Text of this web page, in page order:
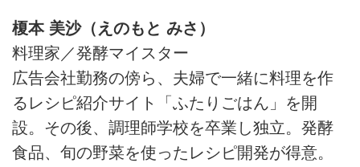
榎本 美沙（えのもと みさ）
料理家／発酵マイスター
広告会社勤務の傍ら、夫婦で一緒に料理を作
るレシピ紹介サイト「ふたりごはん」を開
設。その後、調理師学校を卒業し独立。発酵
食品、旬の野菜を使ったレシピ開発が得意。